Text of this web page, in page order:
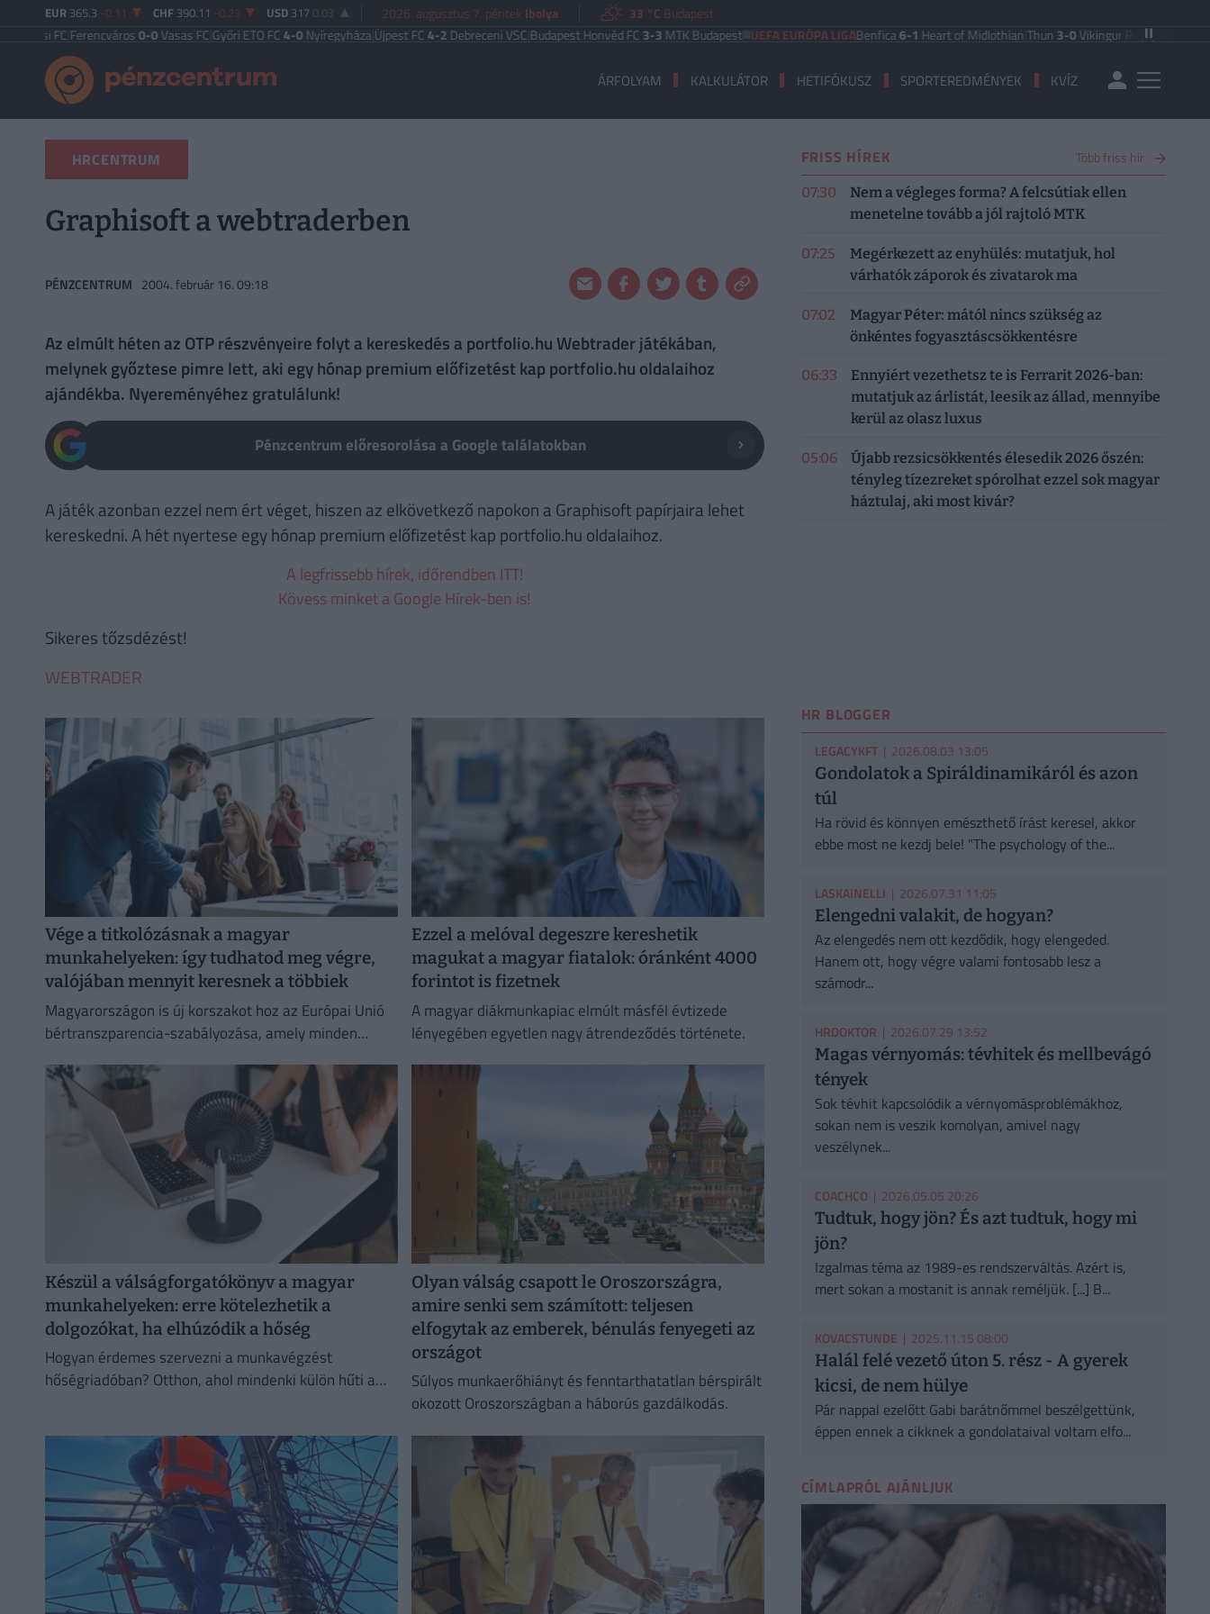
EUR 365.3 -0.11 CHF 390.11 -0.23 USD 317 0.03 2026. augusztus 7. péntek Ibolya 33 °C Budapest
Ferencváros0-0Vasas FC|Győri ETO FC4-0Nyíregyháza|Újpest FC4-2Debreceni VSC|Budapest Honvéd FC3-3MTK Budapest UEFA EURÓPA LIGABenfica6-1Heart of Midlothian|Thun3-0 Vikingur Reykjavik PAOK Saloniki
ÁRFOLYAM KALKULÁTOR HETIFÓKUSZ SPORTEREDMÉNYEK KVÍZ
HRCENTRUM
Graphisoft a webtraderben
PÉNZCENTRUM 2004. február 16. 09:18
Az elmúlt héten az OTP részvényeire folyt a kereskedés a portfolio.hu Webtrader játékában,
melynek győztese pimre lett, aki egy hónap premium előfizetést kap portfolio.hu oldalaihoz
ajándékba. Nyereményéhez gratulálunk!
Pénzcentrum előresorolása a Google találatokban
A játék azonban ezzel nem ért véget, hiszen az elkövetkező napokon a Graphisoft papírjaira lehet
kereskedni. A hét nyertese egy hónap premium előfizetést kap portfolio.hu oldalaihoz.
A legfrissebb hírek, időrendben ITT!
Kövess minket a Google Hírek-ben is!
Sikeres tőzsdézést!
WEBTRADER
Vége a titkolózásnak a magyar
munkahelyeken: így tudhatod meg végre,
valójában mennyit keresnek a többiek
Magyarországon is új korszakot hoz az Európai Unió
bértranszparencia-szabályozása, amely minden
Ezzel a melóval degeszre kereshetik
magukat a magyar fiatalok: óránként 4000
forintot is fizetnek
A magyar diákmunkapiac elmúlt másfél évtizede
lényegében egyetlen nagy átrendeződés története.
Készül a válságforgatókönyv a magyar
munkahelyeken: erre kötelezhetik a
dolgozókat, ha elhúzódik a hőség
Hogyan érdemes szervezni a munkavégzést
hőségriadóban? Otthon, ahol mindenki külön hűti a
Olyan válság csapott le Oroszországra,
amire senki sem számított: teljesen
elfogytak az emberek, bénulás fenyegeti az
országot
Súlyos munkaerőhiányt és fenntarthatatlan bérspirált
okozott Oroszországban a háborús gazdálkodás.
FRISS HÍREK Több friss hír
07:30
Nem a végleges forma? A felcsútiak ellen
menetelne tovább a jól rajtoló MTK
07:25
Megérkezett az enyhülés: mutatjuk, hol
várhatók záporok és zivatarok ma
07:02
Magyar Péter: mától nincs szükség az
önkéntes fogyasztáscsökkentésre
06:33
Ennyiért vezethetsz te is Ferrarit 2026-ban:
mutatjuk az árlistát, leesik az állad, mennyibe
kerül az olasz luxus
05:06
Újabb rezsicsökkentés élesedik 2026 őszén:
tényleg tízezreket spórolhat ezzel sok magyar
háztulaj, aki most kivár?
HR BLOGGER
LEGACYKFT| 2026.08.03 13:05
Gondolatok a Spiráldinamikáról és azon
túl
Ha rövid és könnyen emészthető írást keresel, akkor
ebbe most ne kezdj bele! "The psychology of the...
LASKAINELLI | 2026.07.31 11:05
Elengedni valakit, de hogyan?
Az elengedés nem ott kezdődik, hogy elengeded.
Hanem ott, hogy végre valami fontosabb lesz a
számodr...
HRDOKTOR | 2026.07.29 13:52
Magas vérnyomás: tévhitek és mellbevágó
tények
Sok tévhit kapcsolódik a vérnyomásproblémákhoz,
sokan nem is veszik komolyan, amivel nagy
veszélynek...
COACHCO | 2026.05.05 20:26
Tudtuk, hogy jön? És azt tudtuk, hogy mi
jön?
Izgalmas téma az 1989-es rendszerváltás. Azért is,
mert sokan a mostanit is annak reméljük. [...] B...
KOVACSTUNDE | 2025.11.15 08:00
Halál felé vezető úton 5. rész - A gyerek
kicsi, de nem hülye
Pár nappal ezelőtt Gabi barátnőmmel beszélgettünk,
éppen ennek a cikknek a gondolataival voltam elfo...
CÍMLAPRÓL AJÁNLJUK